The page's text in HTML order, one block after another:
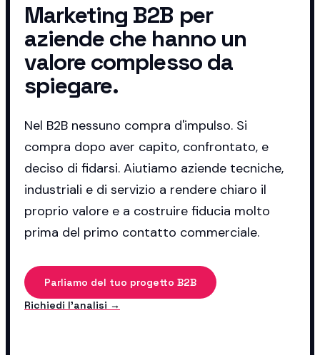
Marketing B2B per
aziende che hanno un
valore complesso da
spiegare.
Nel B2B nessuno compra d'impulso. Si
compra dopo aver capito, confrontato, e
deciso di fidarsi. Aiutiamo aziende tecniche,
industriali e di servizio a rendere chiaro il
proprio valore e a costruire fiducia molto
prima del primo contatto commerciale.
Parliamo del tuo progetto B2B
Richiedi l'analisi →